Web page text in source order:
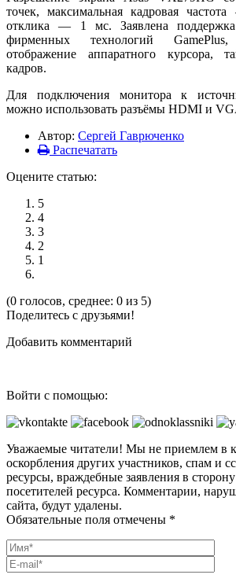
точек, максимальная кадровая
отклика — 1 мс. Заявлена
фирменных технологий
отображение аппаратного курсора,
кадров.
Для подключения монитора к
можно использовать разъёмы HDMI и
Автор: Сергей Гаврюченко
Распечатать
Оцените статью:
5
4
3
2
1
(0 голосов, среднее: 0 из 5)
Поделитесь с друзьями!
Добавить комментарий
Войти с помощью:
Уважаемые читатели! Мы не приемлем в
оскорбления других участников, спам и
ресурсы, враждебные заявления в
посетителей ресурса. Комментарии,
сайта, будут удалены.
Обязательные поля отмечены *